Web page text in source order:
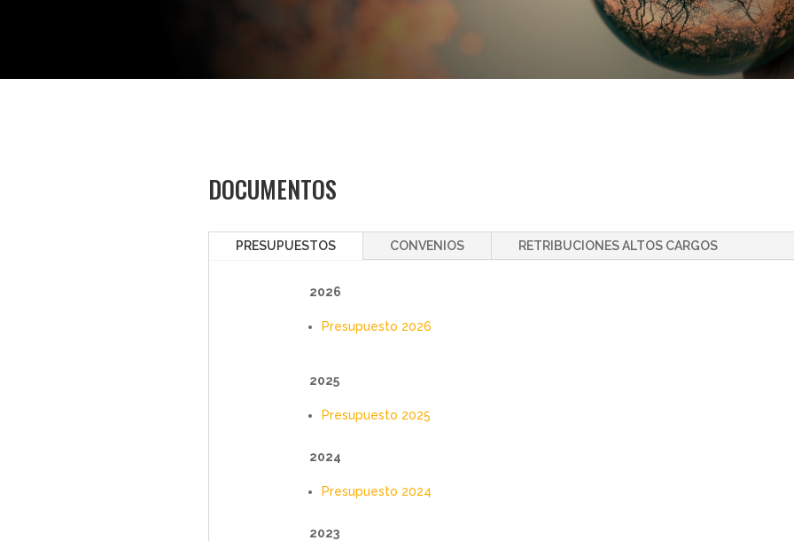
DOCUMENTOS
PRESUPUESTOS CONVENIOS RETRIBUCIONES ALTOS CARGOS
2026
Presupuesto 2026
2025
Presupuesto 2025
2024
Presupuesto 2024
2023